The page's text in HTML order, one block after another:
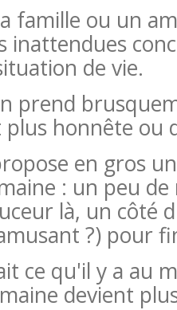
famille ou un
inattendues
de vie.
prend
plus honnête ou
en gros
: un peu
là, un côté
?) pour
ce qu'il y a au
devient